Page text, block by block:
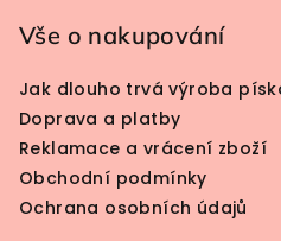
Vše o nakupování
Jak dlouho trvá výroba
Doprava a platby
Reklamace a vrácení zboží
Obchodní podmínky
Ochrana osobních údajů